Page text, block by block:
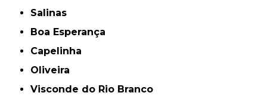
Salinas
Boa Esperança
Capelinha
Oliveira
Visconde do Rio Branco